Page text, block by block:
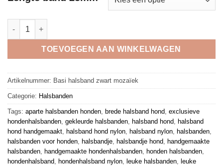
Regazi halsband zwart mozaïek 2,5 cm aantal
TOEVOEGEN AAN WINKELWAGEN
Artikelnummer: Basi halsband zwart mozaïek
Categorie: Halsbanden
Tags: aparte halsbanden honden, brede halsband hond, exclusieve
hondenhalsbanden, gekleurde halsbanden, halsband hond, halsband
hond handgemaakt, halsband hond nylon, halsband nylon, halsbanden,
halsbanden voor honden, halsbandje, halsbandje hond, handgemaakte
halsbanden, handgemaakte hondenhalsbanden, honden halsbanden,
hondenhalsband, hondenhalsband nylon, leuke halsbanden, leuke